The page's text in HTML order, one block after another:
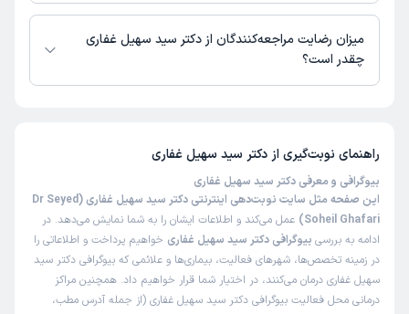
دکتر سید سهیل غفاری از روز شنبه 17 مرداد 1405 بیمار جدید می‌پذیرند.
میزان رضایت مراجعه‌کنندگان از دکتر سید سهیل غفاری
چقدر است؟
راهنمای نوبت‌گیری از دکتر سید سهیل غفاری
بیوگرافی و معرفی دکتر سید سهیل غفاری
این صفحه مثل سایت نوبت‌دهی اینترنتی دکتر سید سهیل غفاری (Dr Seyed
Soheil Ghafari)
عمل می‌کند و اطلاعات ایشان را به شما نمایش می‌دهد. در
ادامه به بررسی بیوگرافی دکتر سید سهیل غفاری خواهیم پرداخت و اطلاعاتی را
در زمینه تخصص‌ها، شهرهای فعالیت، بیماری‌ها و علائمی که بیوگرافی دکتر سید
سهیل غفاری درمان می‌کنند، در اختیار شما قرار خواهیم داد. همچنین مراکز
درمانی محل فعالیت بیوگرافی دکتر سید سهیل غفاری (از جمله آدرس مطب،